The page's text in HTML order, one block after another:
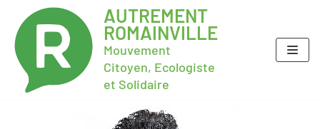
AUTREMENT
ROMAINVILLE
Mouvement
Citoyen, Ecologiste
et Solidaire